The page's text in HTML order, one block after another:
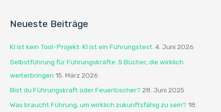
h
c
h
Neueste Beiträge
KI ist kein Tool-Projekt. KI ist ein Führungstest. 4. Juni 2026
Selbstführung für Führungskräfte: 5 Bücher, die wirklich
weiterbringen 15. März 2026
Bist du Führungskraft oder Feuerlöscher? 28. Juni 2025
Was braucht Führung, um wirklich zukunftsfähig zu sein? 18.